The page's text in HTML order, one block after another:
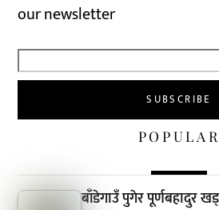
our newsletter
POPULAR
बाँडेगाउँ पुगेर पूर्णबहादुर